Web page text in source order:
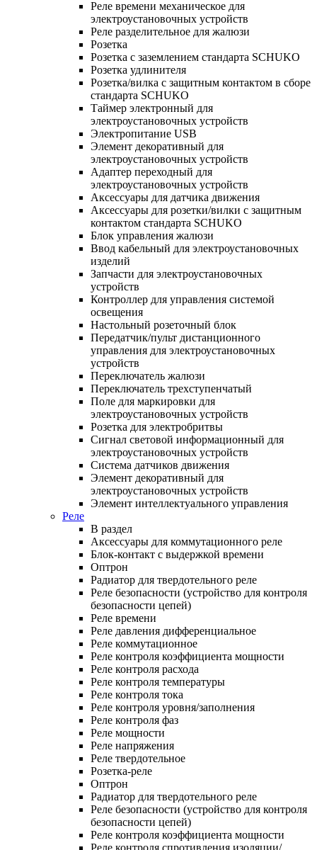
Реле времени механическое для
электроустановочных устройств
Реле разделительное для жалюзи
Розетка
Розетка с заземлением стандарта SCHUKO
Розетка удлинителя
Розетка/вилка с защитным контактом в сборе
стандарта SCHUKO
Таймер электронный для
электроустановочных устройств
Электропитание USB
Элемент декоративный для
электроустановочных устройств
Адаптер переходный для
электроустановочных устройств
Аксессуары для датчика движения
Аксессуары для розетки/вилки с защитным
контактом стандарта SCHUKO
Блок управления жалюзи
Ввод кабельный для электроустановочных
изделий
Запчасти для электроустановочных
устройств
Контроллер для управления системой
освещения
Настольный розеточный блок
Передатчик/пульт дистанционного
управления для электроустановочных
устройств
Переключатель жалюзи
Переключатель трехступенчатый
Поле для маркировки для
электроустановочных устройств
Розетка для электробритвы
Сигнал световой информационный для
электроустановочных устройств
Система датчиков движения
Элемент декоративный для
электроустановочных устройств
Элемент интеллектуального управления
Реле
В раздел
Аксессуары для коммутационного реле
Блок-контакт с выдержкой времени
Оптрон
Радиатор для твердотельного реле
Реле безопасности (устройство для контроля
безопасности цепей)
Реле времени
Реле давления дифференциальное
Реле коммутационное
Реле контроля коэффициента мощности
Реле контроля расхода
Реле контроля температуры
Реле контроля тока
Реле контроля уровня/заполнения
Реле контроля фаз
Реле мощности
Реле напряжения
Реле твердотельное
Розетка-реле
Оптрон
Радиатор для твердотельного реле
Реле безопасности (устройство для контроля
безопасности цепей)
Реле контроля коэффициента мощности
Реле контроля спротивления изоляции/